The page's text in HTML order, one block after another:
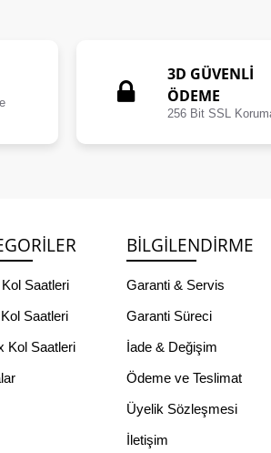
3D GÜVENLİ
ÖDEME
256 Bit SSL
Saatleri
Kol Saatleri
Kol Saatleri
BILGILENDIRME
Garanti & Servis
Garanti Süreci
İade & Değişim
Ödeme ve Teslimat
Üyelik Sözleşmesi
İletişim